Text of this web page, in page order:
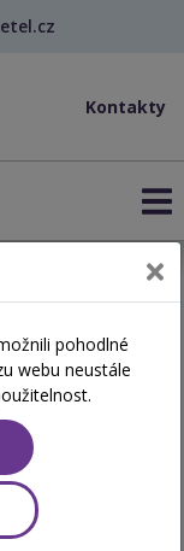
Kontakty
paměti
pohodlné
webu neustále